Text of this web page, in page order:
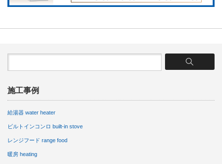
施工事例
給湯器 water heater
ビルトインコンロ built-in stove
レンジフード range food
暖房 heating